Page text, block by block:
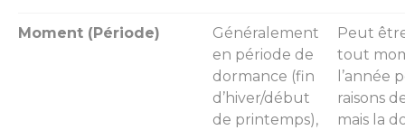
Moment (Période)
Généralement
en période de
dormance (fin
d’hiver/début
de printemps),
Peut
tout
l’année
raisons
mais la